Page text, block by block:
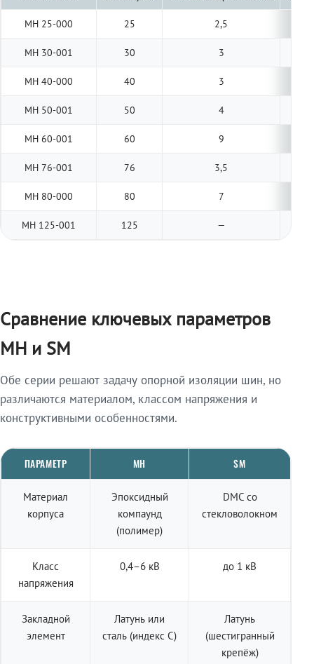
МН 25-000 25 2,5
МН 30-001 30 3
МН 40-000 40 3
МН 50-001 50 4
МН 60-001 60 9
МН 76-001 76 3,5
МН 80-000 80 7
МН 125-001 125 —
Сравнение ключевых параметров
МН и SM
Обе серии решают задачу опорной изоляции шин, но
различаются материалом, классом напряжения и
конструктивными особенностями.
ПАРАМЕТР МН SM
Материал
корпуса
Эпоксидный
компаунд
(полимер)
DMC со
стекловолокном
Класс
напряжения
0,4–6 кВ до 1 кВ
Закладной
элемент
Латунь или
сталь (индекс С)
Латунь
(шестигранный
крепёж)